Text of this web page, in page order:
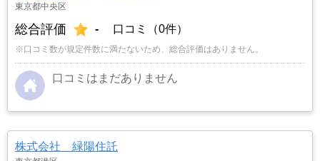
東京都中央区
総合評価 - 口コミ（0件）
※口コミ数が規定件数に満たないため、総合評価はありません。
口コミはまだありません
株式会社 緑陽住託